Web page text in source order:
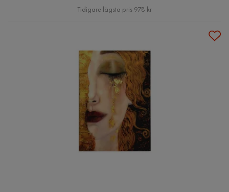
Pris
Tidigare lägsta pris 978 kr